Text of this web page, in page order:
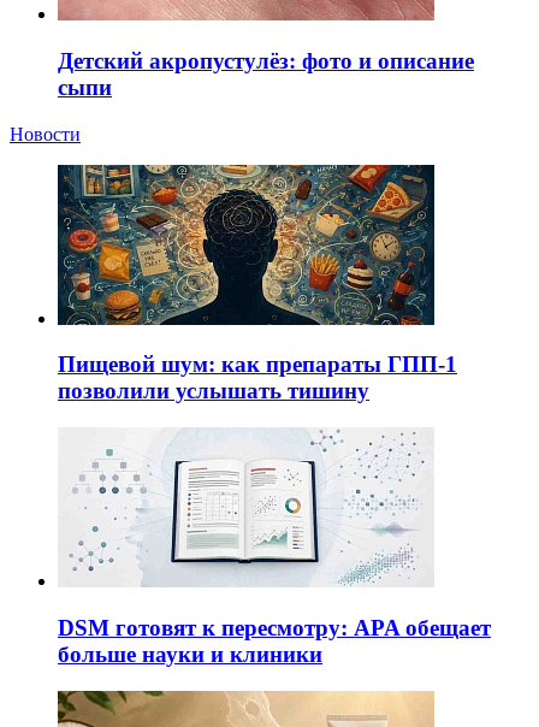
Детский акропустулёз: фото и описание
сыпи
Новости
Пищевой шум: как препараты ГПП-1
позволили услышать тишину
DSM готовят к пересмотру: APA обещает
больше науки и клиники